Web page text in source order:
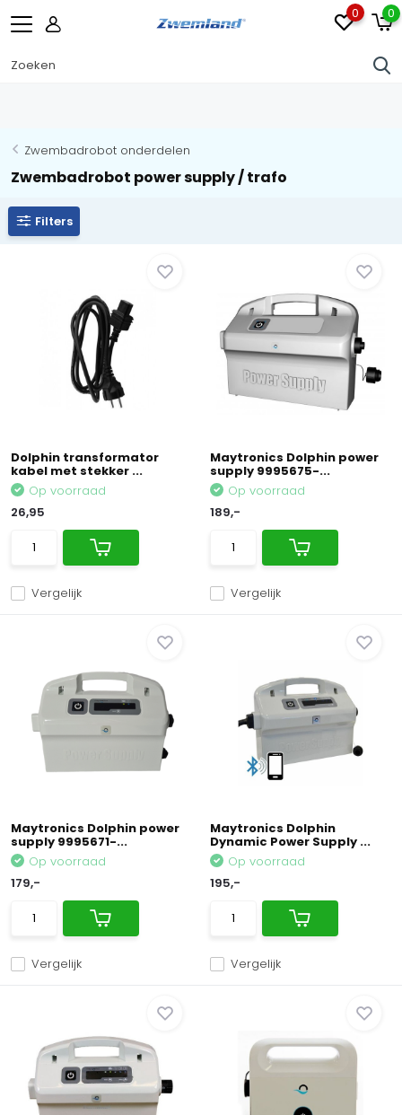
0 0
Zwembadrobot onderdelen
Zwembadrobot power supply / trafo
Filters
Dolphin transformator
kabel met stekker ...
Vergelijk
Op voorraad
26,95
Maytronics Dolphin power
supply 9995675-...
Vergelijk
Op voorraad
189,-
Maytronics Dolphin power
supply 9995671-...
Vergelijk
Op voorraad
179,-
Maytronics Dolphin
Dynamic Power Supply ...
Vergelijk
Op voorraad
195,-